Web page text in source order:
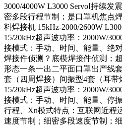
3000/4000W L3000 ServoⅠ持续
密多段行程节制；是口罩机焦点
料焊接机 15kHz-2000/2600W
15/20kHz超声波功率：2000W/
接模式：手动、时间、能量、绝
焊接件侦测？底模焊接件侦测；
形态一条一出二平面口罩出产线
套（四周焊接）间振型4套（耳带
15/20kHz超声波功率：2000W/
接模式：手动、时间、能量、停
行程、Xn模式特点：互联网近程
速度节制；细密多段速度节制；